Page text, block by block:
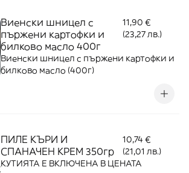
Виенски шницел с
пържени картофки и
билково масло 400г
11,90 €
(23,27 лв.)
Виенски шницел с пържени картофки и
билково масло (400г)
ПИЛЕ КЪРИ И
СПАНАЧЕН КРЕМ 350гр
10,74 €
(21,01 лв.)
КУТИЯТА Е ВКЛЮЧЕНА В ЦЕНАТА